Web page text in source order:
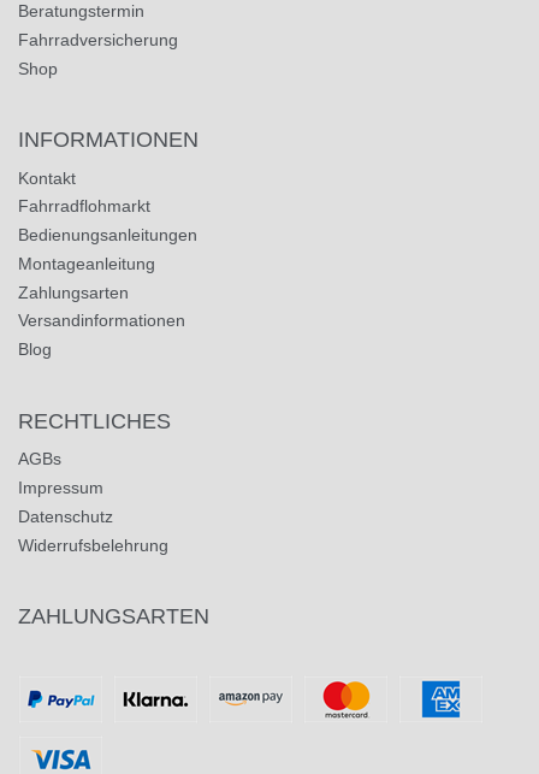
Beratungstermin
Fahrradversicherung
Shop
INFORMATIONEN
Kontakt
Fahrradflohmarkt
Bedienungsanleitungen
Montageanleitung
Zahlungsarten
Versandinformationen
Blog
RECHTLICHES
AGBs
Impressum
Datenschutz
Widerrufsbelehrung
ZAHLUNGSARTEN